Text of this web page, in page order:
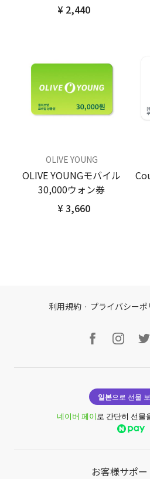
¥ 2,440
OLIVE YOUNG
OLIVE YOUNGモバイル
30,000ウォン券
¥ 3,660
利用規約 · プライバシーポ
일본으로 선물
네이버 페이로 간단히 선물
お客様サポー